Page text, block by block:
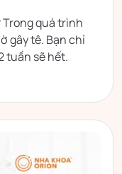
quá trình
gây tê. Bạn chỉ
tuần sẽ hết.